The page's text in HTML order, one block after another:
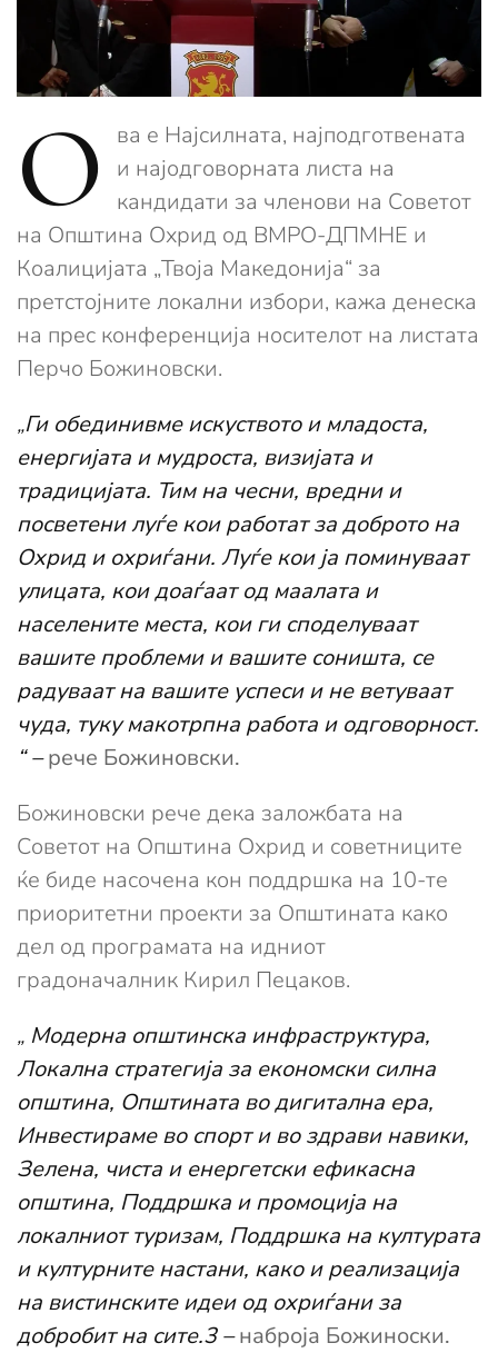
О
ва е Најсилната, најподготвената
и најодговорната листа на
кандидати за членови на Советот
на Општина Охрид од ВМРО-ДПМНЕ и
Коалицијата „Твоја Македонија“ за
претстојните локални избори, кажа денеска
на прес конференција носителот на листата
Перчо Божиновски.
„Ги обединивме искуството и младоста,
енергијата и мудроста, визијата и
традицијата. Тим на чесни, вредни и
посветени луѓе кои работат за доброто на
Охрид и охриѓани. Луѓе кои ја поминуваат
улицата, кои доаѓаат од маалата и
населените места, кои ги споделуваат
вашите проблеми и вашите соништа, се
радуваат на вашите успеси и не ветуваат
чуда, туку макотрпна работа и одговорност.
“ –рече Божиновски.
Божиновски рече дека заложбата на
Советот на Општина Охрид и советниците
ќе биде насочена кон поддршка на 10-те
приоритетни проекти за Општината како
дел од програмата на идниот
градоначалник Кирил Пецаков.
„ Модерна општинска инфраструктура,
Локална стратегија за економски силна
општина, Општината во дигитална ера,
Инвестираме во спорт и во здрави навики,
Зелена, чиста и енергетски ефикасна
општина, Поддршка и промоција на
локалниот туризам, Поддршка на културата
и културните настани, како и реализација
на вистинските идеи од охриѓани за
добробит на сите.3 –наброја Божиноски.